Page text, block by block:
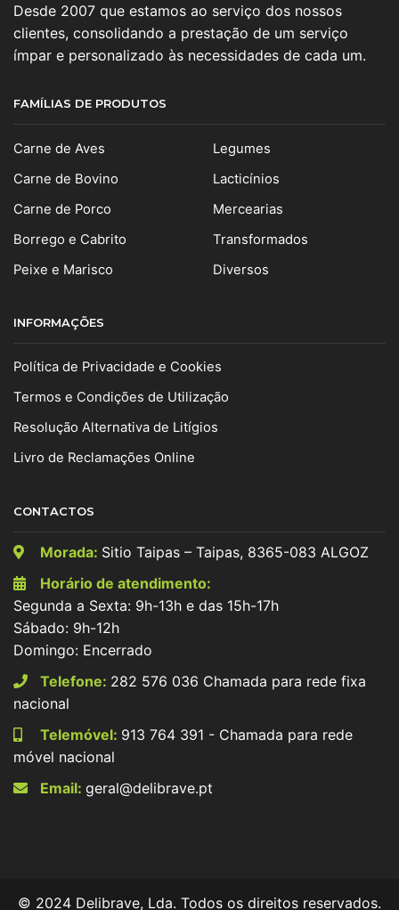
Desde 2007 que estamos ao serviço dos nossos
clientes, consolidando a prestação de um serviço
ímpar e personalizado às necessidades de cada um.
FAMÍLIAS DE PRODUTOS
Carne de Aves
Carne de Bovino
Carne de Porco
Borrego e Cabrito
Peixe e Marisco
Legumes
Lacticínios
Mercearias
Transformados
Diversos
INFORMAÇÕES
Política de Privacidade e Cookies
Termos e Condições de Utilização
Resolução Alternativa de Litígios
Livro de Reclamações Online
CONTACTOS
Morada: Sitio Taipas – Taipas, 8365-083 ALGOZ
Horário de atendimento:
Segunda a Sexta: 9h-13h e das 15h-17h
Sábado: 9h-12h
Domingo: Encerrado
Telefone: 282 576 036 Chamada para rede fixa
nacional
Telemóvel: 913 764 391 - Chamada para rede
móvel nacional
Email: geral@delibrave.pt
© 2024 Delibrave, Lda. Todos os direitos reservados.